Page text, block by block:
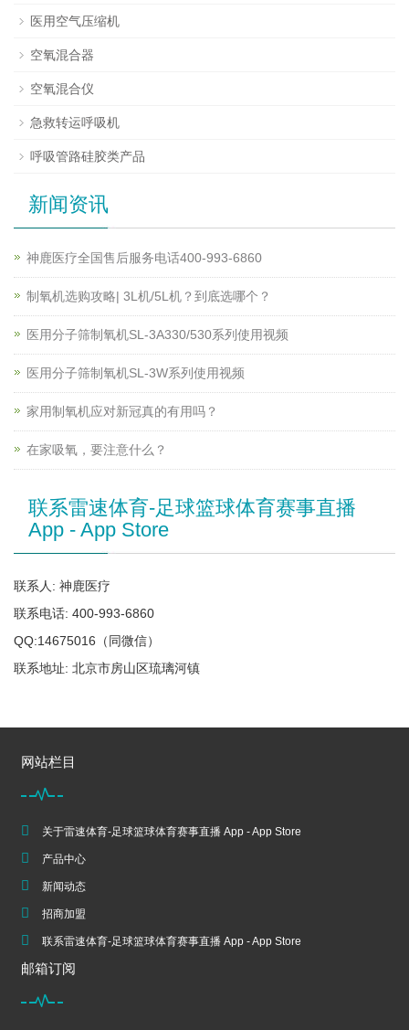
医用空气压缩机
空氧混合器
空氧混合仪
急救转运呼吸机
呼吸管路硅胶类产品
新闻资讯
神鹿医疗全国售后服务电话400-993-6860
制氧机选购攻略| 3L机/5L机？到底选哪个？
医用分子筛制氧机SL-3A330/530系列使用视频
医用分子筛制氧机SL-3W系列使用视频
家用制氧机应对新冠真的有用吗？
在家吸氧，要注意什么？
联系雷速体育-足球篮球体育赛事直播
App - App Store
联系人: 神鹿医疗
联系电话: 400-993-6860
QQ:14675016（同微信）
联系地址: 北京市房山区琉璃河镇
网站栏目
关于雷速体育-足球篮球体育赛事直播 App - App Store
产品中心
新闻动态
招商加盟
联系雷速体育-足球篮球体育赛事直播 App - App Store
邮箱订阅